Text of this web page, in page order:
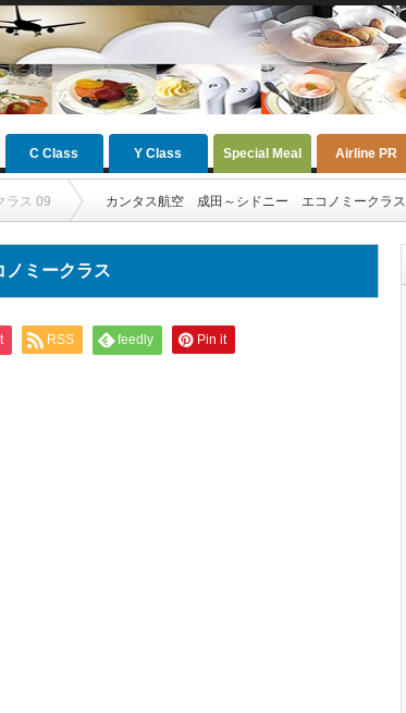
C Class Y Class Special Meal Airline PR
ラス 09 カンタス航空 成田～シドニー エコノミークラス
ミークラス
RSS feedly Pin it